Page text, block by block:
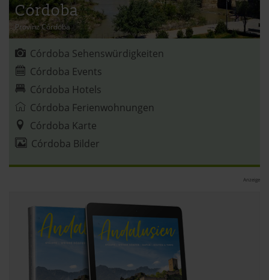
jederzeit abwählen. Weitere Hinweise zu den
verwendeten Verfahren und Begrifflichkeiten (z.B.
»Cookies«, »Marketing« und »Statistik«) erhältst du in
der Datenschutzerklärung.
Córdoba
Provinz Córdoba
Córdoba Sehenswürdigkeiten
Córdoba Events
Córdoba Hotels
Córdoba Ferienwohnungen
Córdoba Karte
Córdoba Bilder
Anzeige